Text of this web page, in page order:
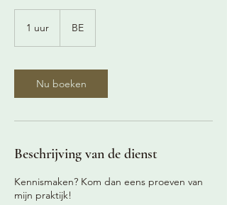
1 uur BE
Nu boeken
Beschrijving van de dienst
Kennismaken? Kom dan eens proeven van
mijn praktijk!